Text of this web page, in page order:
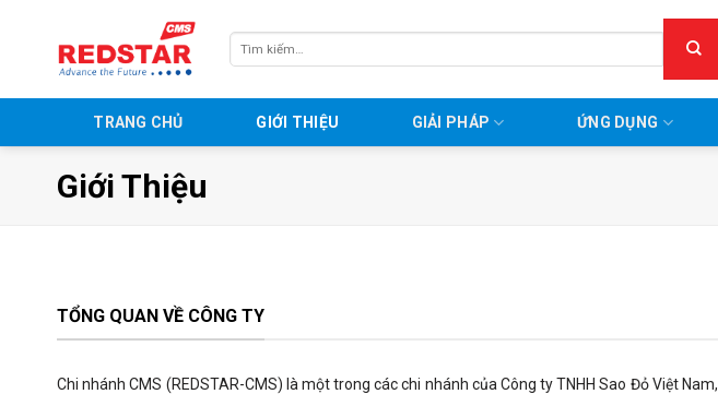
Tìm
kiếm:
TRANG CHỦ GIỚI THIỆU GIẢI PHÁP ỨNG DỤNG
Giới Thiệu
TỔNG QUAN VỀ CÔNG TY
Chi nhánh CMS (REDSTAR-CMS) là một trong các chi nhánh của Công ty TNHH Sao Đỏ Việt Nam,